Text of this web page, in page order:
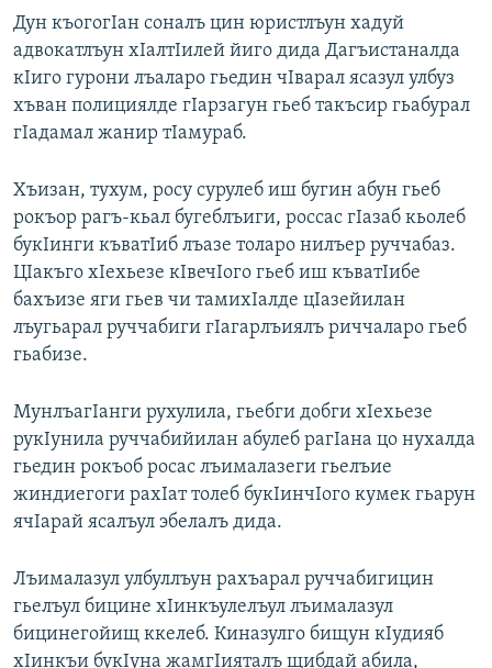
Дун къогогIан соналъ цин юристлъун хадуй
адвокатлъун хIалтIилей йиго дида Дагъистаналда
кIиго гурони лъаларо гьедин чIварал ясазул улбуз
хъван полициялде гIарзагун гьеб такъсир гьабурал
гIадамал жанир тIамураб.
Хъизан, тухум, росу сурулеб иш бугин абун гьеб
рокъор рагъ-кьал бугеблъиги, россас гIазаб кьолеб
букIинги къватIиб лъазе толаро нилъер руччабаз.
ЦIакъго хIехьезе кIвечIого гьеб иш къватIибе
бахъизе яги гьев чи тамихIалде цIазейилан
лъугьарал руччабиги гIагарлъиялъ риччаларо гьеб
гьабизе.
МунлъагIанги рухулила, гьебги добги хIехьезе
рукIунила руччабийилан абулеб рагIана цо нухалда
гьедин рокъоб росас лъималазеги гьелъие
жиндиегоги рахIат толеб букIинчIого кумек гьарун
ячIарай ясалъул эбелалъ дида.
Лъималазул улбуллъун рахъарал руччабигицин
гьелъул бицине хIинкъулелъул лъималазул
бицинегойищ ккелеб. Киназулго бищун кIудияб
хIинкъи букIуна жамгIияталъ щибдай абила,